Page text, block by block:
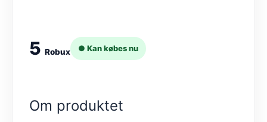
5 Robux ● Kan købes nu
Om produktet